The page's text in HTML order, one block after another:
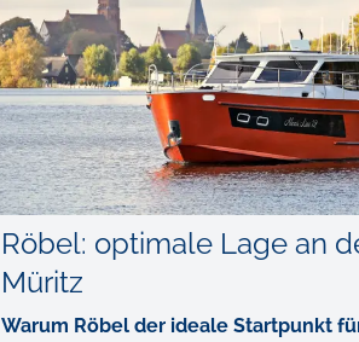
Röbel: optimale Lage an
Müritz
Warum Röbel der ideale Startpunkt